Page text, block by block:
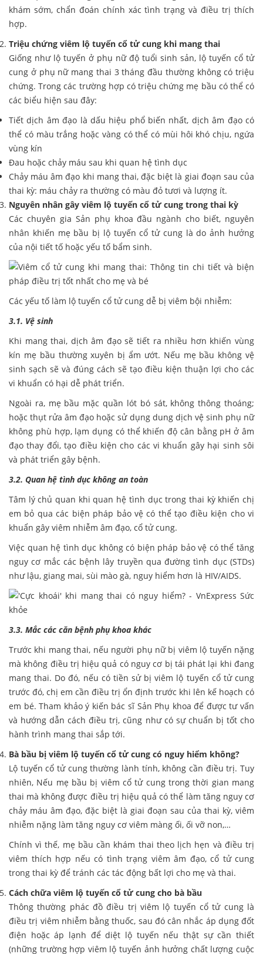
khám sớm, chẩn đoán chính xác tình trạng và điều trị thích
hợp.
Triệu chứng viêm lộ tuyến cổ tử cung khi mang thai
Giống như lộ tuyến ở phụ nữ độ tuổi sinh sản, lộ tuyến cổ tử
cung ở phụ nữ mang thai 3 tháng đầu thường không có triệu
chứng. Trong các trường hợp có triệu chứng mẹ bầu có thể có
các biểu hiện sau đây:
Tiết dịch âm đạo là dấu hiệu phổ biến nhất, dịch âm đạo có
thể có màu trắng hoặc vàng có thể có mùi hôi khó chịu, ngứa
vùng kín
Đau hoặc chảy máu sau khi quan hệ tình dục
Chảy máu âm đạo khi mang thai, đặc biệt là giai đoạn sau của
thai kỳ: máu chảy ra thường có màu đỏ tươi và lượng ít.
Nguyên nhân gây viêm lộ tuyến cổ tử cung trong thai kỳ
Các chuyên gia Sản phụ khoa đầu ngành cho biết, nguyên
nhân khiến mẹ bầu bị lộ tuyến cổ tử cung là do ảnh hưởng
của nội tiết tố hoặc yếu tố bẩm sinh.
Các yếu tố làm lộ tuyến cổ tử cung dễ bị viêm bội nhiễm:
3.1. Vệ sinh
Khi mang thai, dịch âm đạo sẽ tiết ra nhiều hơn khiến vùng
kín mẹ bầu thường xuyên bị ẩm ướt. Nếu mẹ bầu không vệ
sinh sạch sẽ và đúng cách sẽ tạo điều kiện thuận lợi cho các
vi khuẩn có hại dễ phát triển.
Ngoài ra, mẹ bầu mặc quần lót bó sát, không thông thoáng;
hoặc thụt rửa âm đạo hoặc sử dụng dung dịch vệ sinh phụ nữ
không phù hợp, lạm dụng có thể khiến độ cân bằng pH ở âm
đạo thay đổi, tạo điều kiện cho các vi khuẩn gây hại sinh sôi
và phát triển gây bệnh.
3.2. Quan hệ tình dục không an toàn
Tâm lý chủ quan khi quan hệ tình dục trong thai kỳ khiến chị
em bỏ qua các biện pháp bảo vệ có thể tạo điều kiện cho vi
khuẩn gây viêm nhiễm âm đạo, cổ tử cung.
Việc quan hệ tình dục không có biện pháp bảo vệ có thể tăng
nguy cơ mắc các bệnh lây truyền qua đường tình dục (STDs)
như lậu, giang mai, sùi mào gà, nguy hiểm hơn là HIV/AIDS.
3.3. Mắc các căn bệnh phụ khoa khác
Trước khi mang thai, nếu người phụ nữ bị viêm lộ tuyến nặng
mà không điều trị hiệu quả có nguy cơ bị tái phát lại khi đang
mang thai. Do đó, nếu có tiền sử bị viêm lộ tuyến cổ tử cung
trước đó, chị em cần điều trị ổn định trước khi lên kế hoạch có
em bé. Tham khảo ý kiến bác sĩ Sản Phụ khoa để được tư vấn
và hướng dẫn cách điều trị, cũng như có sự chuẩn bị tốt cho
hành trình mang thai sắp tới.
Bà bầu bị viêm lộ tuyến cổ tử cung có nguy hiểm không?
Lộ tuyến cổ tử cung thường lành tính, không cần điều trị. Tuy
nhiên, Nếu mẹ bầu bị viêm cổ tử cung trong thời gian mang
thai mà không được điều trị hiệu quả có thể làm tăng nguy cơ
chảy máu âm đạo, đặc biệt là giai đoạn sau của thai kỳ, viêm
nhiễm nặng làm tăng nguy cơ viêm màng ối, ối vỡ non,…
Chính vì thế, mẹ bầu cần khám thai theo lịch hẹn và điều trị
viêm thích hợp nếu có tình trạng viêm âm đạo, cổ tử cung
trong thai kỳ để tránh các tác động bất lợi cho mẹ và thai.
Cách chữa viêm lộ tuyến cổ tử cung cho bà bầu
Thông thường phác đồ điều trị viêm lộ tuyến cổ tử cung là
điều trị viêm nhiễm bằng thuốc, sau đó cân nhắc áp dụng đốt
điện hoặc áp lạnh để diệt lộ tuyến nếu thật sự cần thiết
(những trường hợp viêm lộ tuyến ảnh hưởng chất lượng cuộc